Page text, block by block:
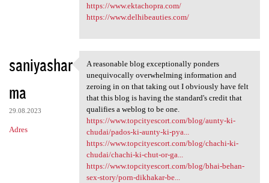
https://www.ektachopra.com/
https://www.delhibeauties.com/
saniyashar
ma
29.08.2023
Adres
A reasonable blog
A reasonable blog exceptionally ponders
unequivocally overwhelming information and
zeroing in on that taking out I obviously have felt
that this blog is having the standard's credit that
qualifies a weblog to be one.
https://www.topcityescort.com/blog/aunty-ki-
chudai/pados-ki-aunty-ki-pya...
https://www.topcityescort.com/blog/chachi-ki-
chudai/chachi-ki-chut-or-ga...
https://www.topcityescort.com/blog/bhai-behan-
sex-story/porn-dikhakar-be...